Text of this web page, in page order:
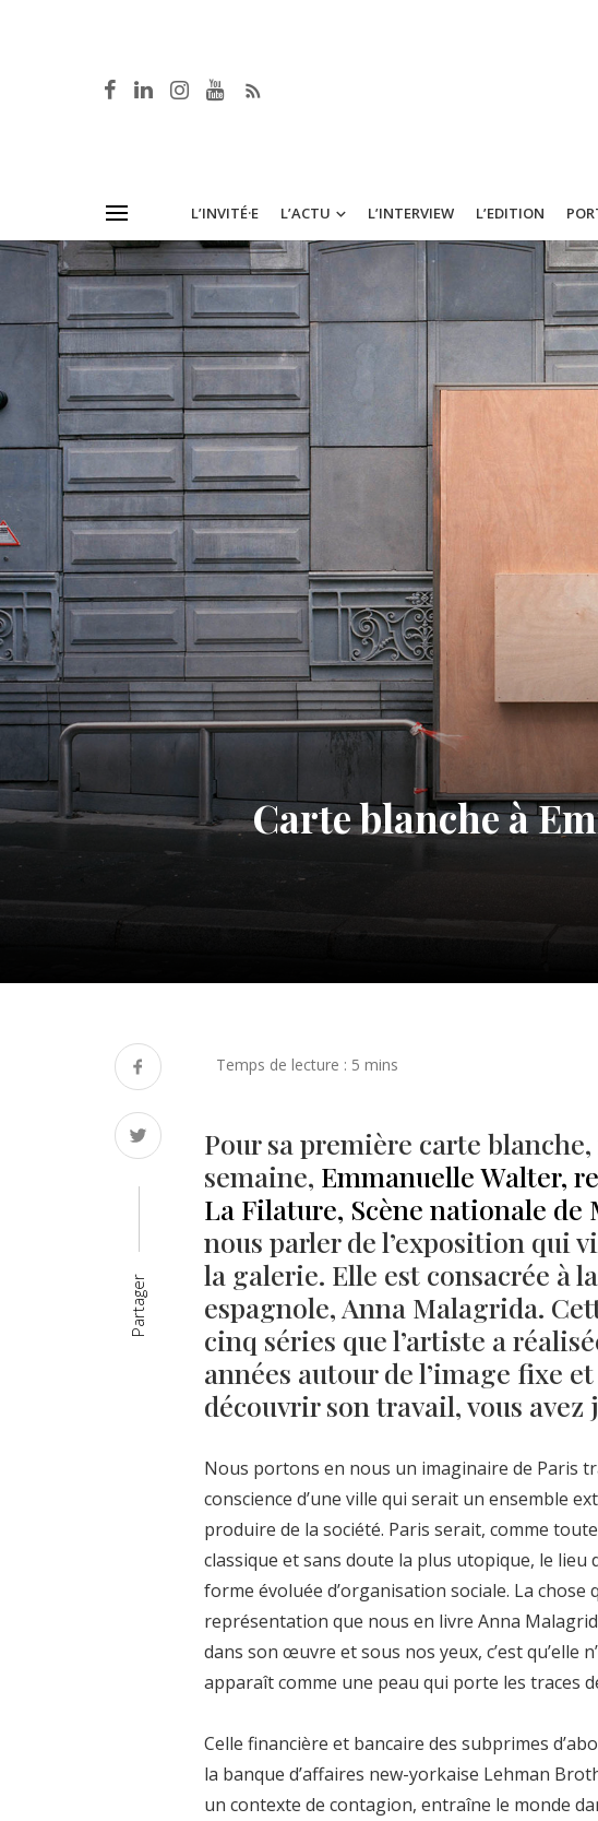
L’INVITÉ·E L’ACTU L’INTERVIEW L’EDITION
Carte blanche à
Partager
Pour sa première carte
semaine, Emmanuelle Walter,
La Filature, Scène nationale de
nous parler de l’exposition qui
la galerie. Elle est consacrée à
espagnole, Anna Malagrida.
cinq séries que l’artiste a
années autour de l’image fixe
découvrir son travail, vous avez
Nous portons en nous un imaginaire de Paris
conscience d’une ville qui serait un ensemble
produire de la société. Paris serait, comme
classique et sans doute la plus utopique, le lieu
forme évoluée d’organisation sociale. La
représentation que nous en livre Anna
dans son œuvre et sous nos yeux, c’est qu’elle
apparaît comme une peau qui porte les traces
Celle financière et bancaire des subprimes
la banque d’affaires new-yorkaise Lehman
un contexte de contagion, entraîne le monde
Né un 2